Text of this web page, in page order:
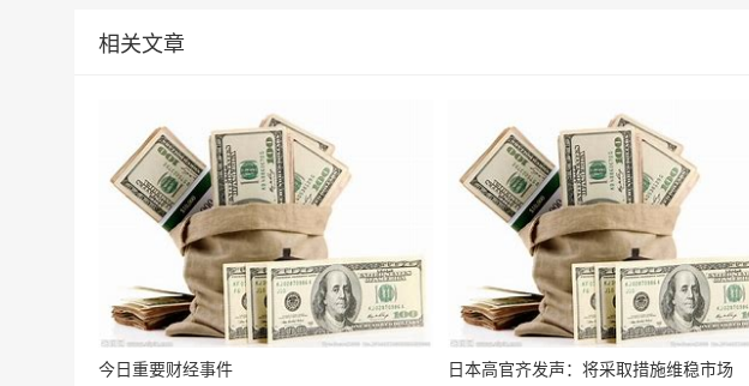
相关文章
今日重要财经事件 日本高官齐发声：将采取措施维稳市场